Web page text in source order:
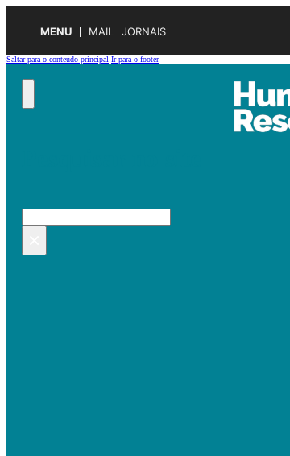
MENU MAIL JORNAIS
Saltar para o conteúdo principal Ir para o footer
Pesquisar